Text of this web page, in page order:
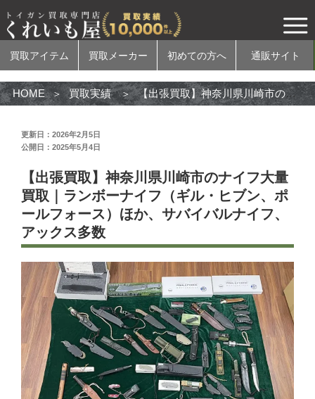
買取アイテム 買取メーカー 初めての方へ 通販サイト
買取アイテム
電動ガン
ガスガン
エアコッキングガン
無可動実銃
カスタムパーツ
ミリタリーグッズ
ナイフ
日本刀・模造刀
アーチェリー
HOME 買取実績 【出張買取】神奈川県川崎市のナイフ大量買取｜ランボーナイフ（ギル・ヒブン、ポールフォース）ほか、サバイバルナイフ、アックス多数
更新日：2026年2月5日
公開日：2025年5月4日
【出張買取】神奈川県川崎市のナイフ大量
買取｜ランボーナイフ（ギル・ヒブン、ポ
ールフォース）ほか、サバイバルナイフ、
アックス多数